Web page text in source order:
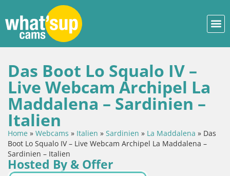
Das Boot Lo Squalo IV –
Live Webcam Archipel La
Maddalena – Sardinien –
Italien
Home » Webcams » Italien » Sardinien » La Maddalena » Das
Boot Lo Squalo IV – Live Webcam Archipel La Maddalena –
Sardinien – Italien
Hosted By & Offer